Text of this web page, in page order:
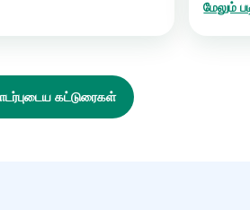
மேலும்
கட்டுரைகள்